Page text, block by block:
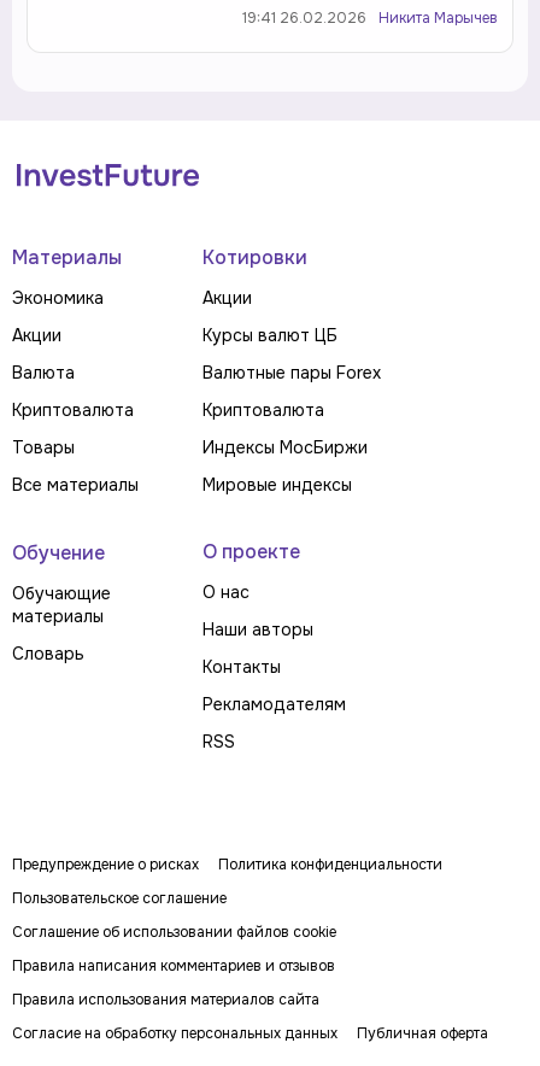
19:41 26.02.2026 Никита Марычев
Материалы
Экономика
Акции
Валюта
Криптовалюта
Товары
Все материалы
Котировки
Акции
Курсы валют ЦБ
Валютные пары Forex
Криптовалюта
Индексы МосБиржи
Мировые индексы
Обучение
Обучающие
материалы
Словарь
О проекте
О нас
Наши авторы
Контакты
Рекламодателям
RSS
Предупреждение о рисках
Политика конфиденциальности
Пользовательское соглашение
Соглашение об использовании файлов cookie
Правила написания комментариев и отзывов
Правила использования материалов сайта
Согласие на обработку персональных данных
Публичная оферта